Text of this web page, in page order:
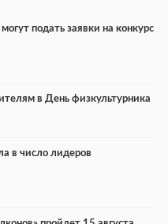
подать заявки на конкурс
в День физкультурника
в число лидеров